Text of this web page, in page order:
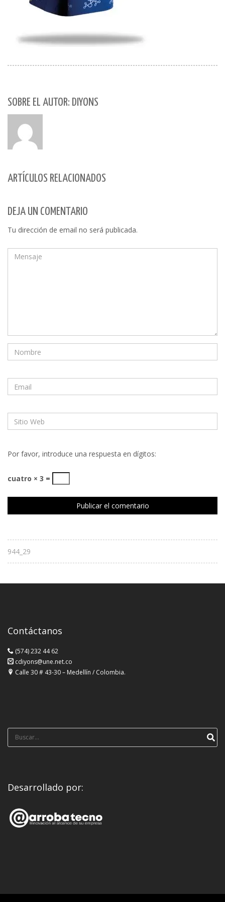
SOBRE EL AUTOR: DIYONS
ARTÍCULOS RELACIONADOS
DEJA UN COMENTARIO
Tu dirección de email no será publicada.
Por favor, introduce una respuesta en dígitos:
cuatro × 3 =
944_29
Contáctanos
(574) 232 44 62
cdiyons@une.net.co
Calle 30 # 43-30 – Medellín / Colombia.
Búsqueda
para:
Desarrollado por: